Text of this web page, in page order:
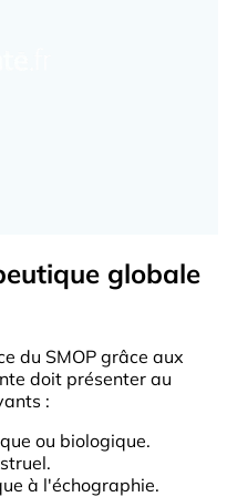
globale
du SMOP grâce aux
doit présenter au
:
ou biologique.
à l'échographie.